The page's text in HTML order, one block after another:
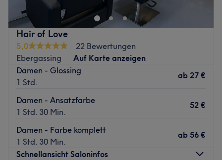
Hair of Love
5,0
22 Bewertungen
Ebergassing
Auf Karte anzeigen
Damen - Glossing
1 Std.
ab 27 €
Damen - Ansatzfarbe
1 Std. 30 Min.
52 €
Damen - Farbe komplett
1 Std. 30 Min.
ab 56 €
Schnellansicht Saloninfos